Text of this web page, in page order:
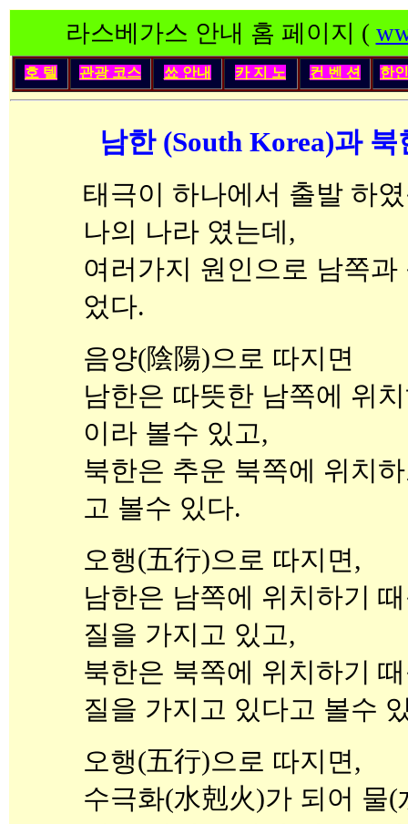
라스베가스 안내 홈 페이지 (
호 텔 관광 코스 쑈 안내 카 지 노 컨 벤 션 한인
남한 (South Korea)과
태극이 하나에서 출발 하
나의 나라 였는데,
여러가지 원인으로 남쪽
었다.
음양(陰陽)으로 따지면
남한은 따뜻한 남쪽에 위
이라 볼수 있고,
북한은 추운 북쪽에 위치
고 볼수 있다.
오행(五行)으로 따지면,
남한은 남쪽에 위치하기
질을 가지고 있고,
북한은 북쪽에 위치하기
질을 가지고 있다고 볼수
오행(五行)으로 따지면,
수극화(水剋火)가 되어 물